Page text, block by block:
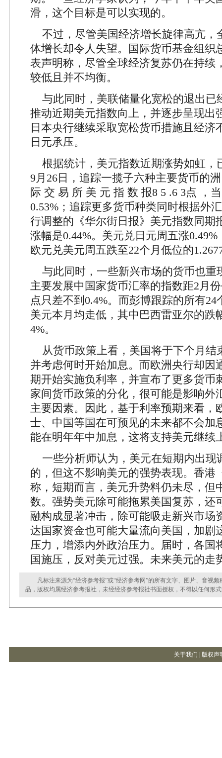
滑，这个目标是可以实现的。
不过，尽管美国经济增长旋律高亢，
体增长却令人失望。国际货币基金组织
表声明称，尽管全球经济复苏仍在持续
较低且并不均衡。
与此同时，美联储量化宽松的退出已
推动近期美元指数向上，并逐步呈现出
日本央行继续采取宽松货币措施且经济
日元承压。
根据统计，美元指数近期涨势如虹，
9月26日，追踪一揽子六种主要货币的洲
际 交 易 所 美 元 指 数 报8 5 .6 3点 ，
0.53%；追踪更多货币种类同时根据外
行调整的《华尔街日报》美元指数同期
涨幅是0.44%。美元兑日元周五涨0.49%
欧元兑美元周五跌至22个月低位的
与此同时，一些新兴市场的货币也重
主要发展中国家货币汇率的指数距2月
点只差不到0.4%。而彭博跟踪的所有24
美元本月均走低，其中巴西雷亚尔的跌
4%。
从货币政策上看，美国将于下个月结
并考虑何时开始加息。而欧洲央行却因
期开始实施负利率，并宣布了更多货币
家间货币政策的分化，很可能是影响外
主要因素。因此，基于利率预期来看，
士、中国等国在可预见的未来都不会加
能在明年年中加息，这将支持美元继续
一些分析师认为，美元在短期内出现
的，但这不影响美元的强势表现。香港
称，短期而言，美元升势料仍未尽，但
数。强势美元除可能拖累美国复苏，还
融构成显著冲击，除可能吸走新兴市场
达国家资金也可能大量流向美国，加剧
压力，增添内外政治压力。届时，各国
国施压，反对美元过强。未来美元的走
凡标注来源为“经济参考报”或“经济参考网”的所有文字、图片、音视频
品，版权均属经济参考报社，未经经济参考报社书面授权，不得以任何形